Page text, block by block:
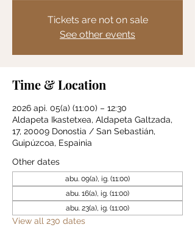
Tickets are not on sale
See other events
Time & Location
2026 api. 05(a) (11:00) – 12:30
Aldapeta Ikastetxea, Aldapeta Galtzada,
17, 20009 Donostia / San Sebastián,
Guipúzcoa, Espainia
Other dates
abu. 09(a), ig. (11:00)
abu. 16(a), ig. (11:00)
abu. 23(a), ig. (11:00)
View all 230 dates